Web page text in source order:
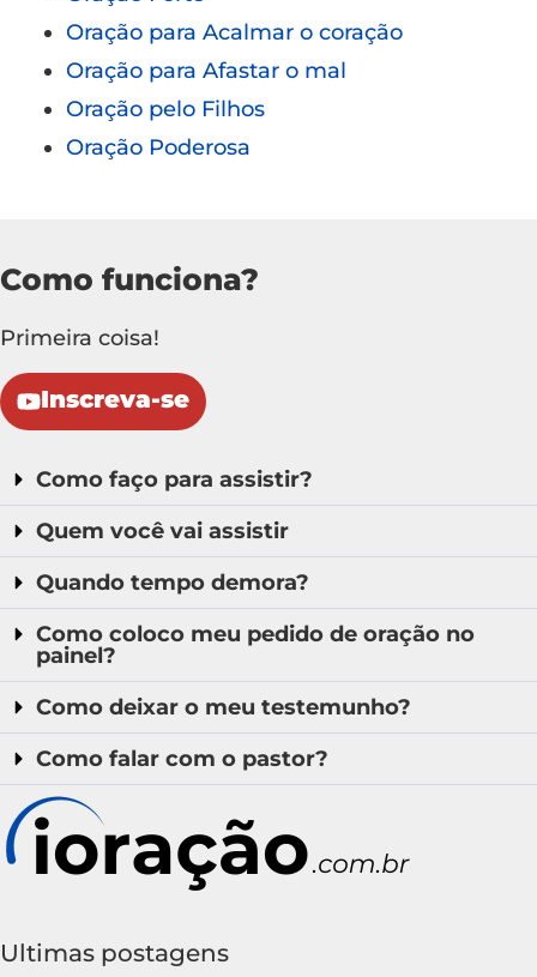
Oração para Acalmar o coração
Oração para Afastar o mal
Oração pelo Filhos
Oração Poderosa
Como funciona?
Primeira coisa!
Inscreva-se
Como faço para assistir?
Quem você vai assistir
Quando tempo demora?
Como coloco meu pedido de oração no
painel?
Como deixar o meu testemunho?
Como falar com o pastor?
Ultimas postagens